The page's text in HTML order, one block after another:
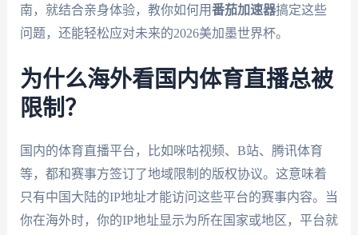
南，就结合亲身体验，教你如何用番茄加速器搞定这些
问题，还能轻松应对未来的2026美加墨世界杯。
为什么海外看国内体育直播总被
限制？
国内的体育直播平台，比如咪咕视频、B站、腾讯体育
等，都和赛事方签订了地域限制的版权协议。这意味着
只有中国大陆的IP地址才能访问这些平台的赛事内容。当
你在海外时，你的IP地址显示为所在国家或地区，平台就